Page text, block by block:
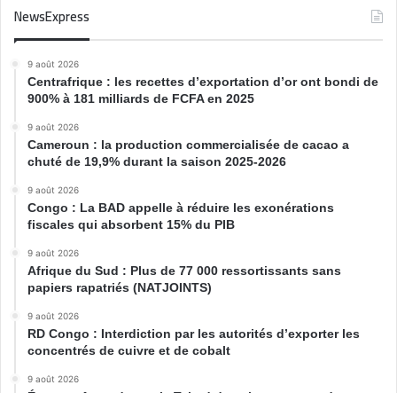
NewsExpress
9 août 2026
Centrafrique : les recettes d’exportation d’or ont bondi de
900% à 181 milliards de FCFA en 2025
9 août 2026
Cameroun : la production commercialisée de cacao a
chuté de 19,9% durant la saison 2025-2026
9 août 2026
Congo : La BAD appelle à réduire les exonérations
fiscales qui absorbent 15% du PIB
9 août 2026
Afrique du Sud : Plus de 77 000 ressortissants sans
papiers rapatriés (NATJOINTS)
9 août 2026
RD Congo : Interdiction par les autorités d’exporter les
concentrés de cuivre et de cobalt
9 août 2026